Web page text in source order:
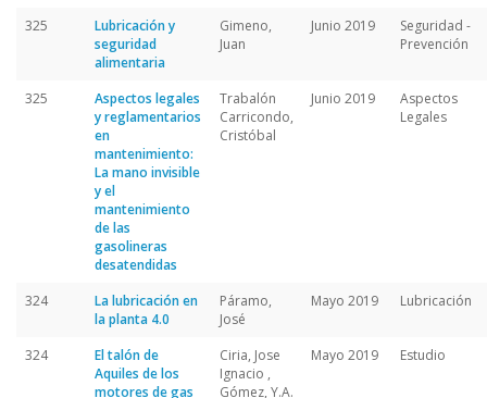
325
Lubricación y
seguridad
alimentaria
Gimeno,
Juan
Junio 2019
Seguridad -
Prevención
325
Aspectos legales
y reglamentarios
en
mantenimiento:
La mano invisible
y el
mantenimiento
de las
gasolineras
desatendidas
Trabalón
Carricondo,
Cristóbal
Junio 2019
Aspectos
Legales
324
La lubricación en
la planta 4.0
Páramo,
José
Mayo 2019 Lubricación
324
El talón de
Aquiles de los
motores de gas
Ciria, Jose
Ignacio ,
Gómez, Y.A.
Mayo 2019 Estudio